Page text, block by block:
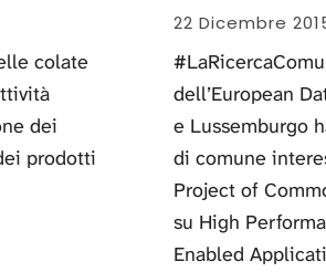
colate
dei
prodotti
22 Dicembre
dell’European
e Lussemburgo
di comune
Project of
su High
Enabled